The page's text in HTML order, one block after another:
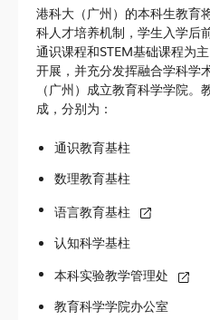
主要架构
产业合作
知识产权
创新创业
培训学习
科广新闻
科研资讯
校园生活
港科大（广州）的本科生教育
科人才培养机制，学生入学后
通识课程和STEM基础课程为
开展，并充分发挥融合学科学
（广州）成立教育科学学院
成，分别为：
通识教育基柱
数理教育基柱
语言教育基柱
认知科学基柱
本科实验教学管理处
教育科学学院办公室